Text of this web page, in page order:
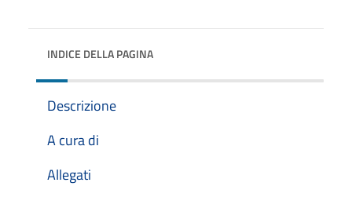
INDICE DELLA PAGINA
Descrizione
A cura di
Allegati